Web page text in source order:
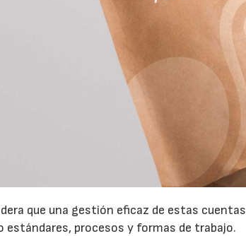
que una gestión eficaz de estas
estándares, procesos y formas de trabajo.